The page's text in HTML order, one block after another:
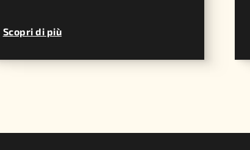
Scopri di più